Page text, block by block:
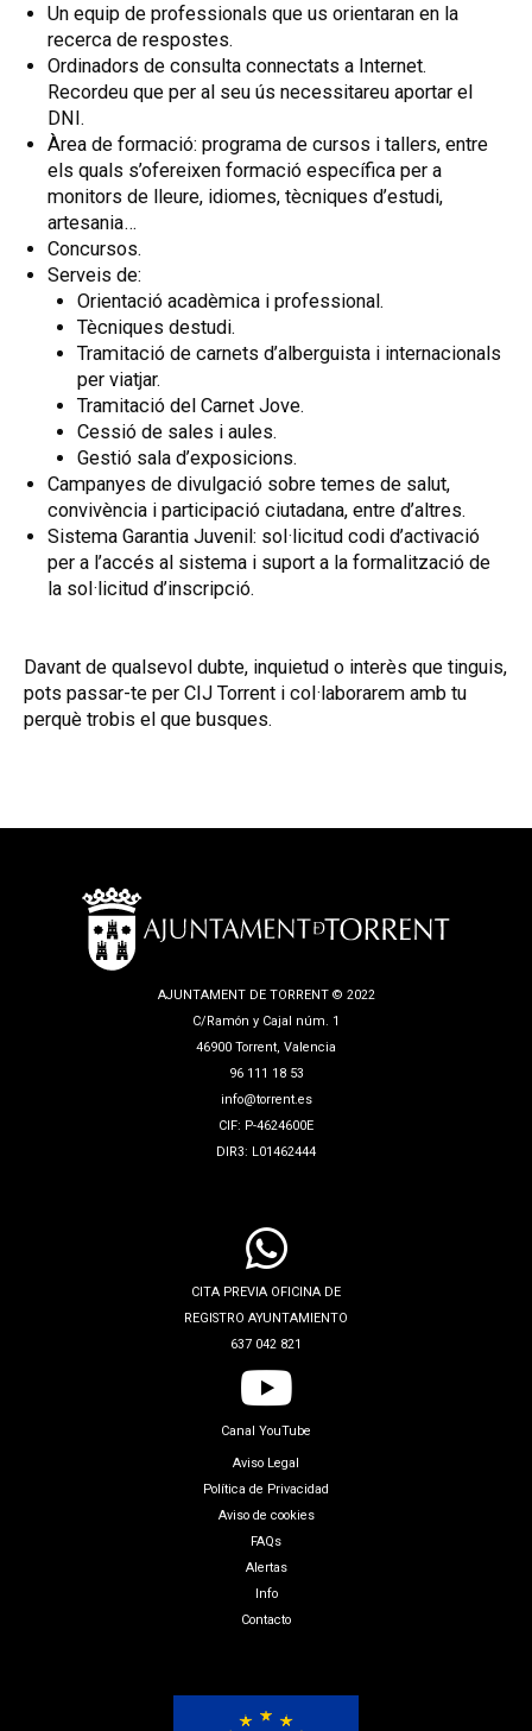
Un equip de professionals que us orientaran en la
recerca de respostes.
Ordinadors de consulta connectats a Internet.
Recordeu que per al seu ús necessitareu aportar el
DNI.
Àrea de formació: programa de cursos i tallers, entre
els quals s’ofereixen formació específica per a
monitors de lleure, idiomes, tècniques d’estudi,
artesania…
Concursos.
Serveis de:
Orientació acadèmica i professional.
Tècniques destudi.
Tramitació de carnets d’alberguista i internacionals
per viatjar.
Tramitació del Carnet Jove.
Cessió de sales i aules.
Gestió sala d’exposicions.
Campanyes de divulgació sobre temes de salut,
convivència i participació ciutadana, entre d’altres.
Sistema Garantia Juvenil: sol·licitud codi d’activació
per a l’accés al sistema i suport a la formalització de
la sol·licitud d’inscripció.
Davant de qualsevol dubte, inquietud o interès que tinguis,
pots passar-te per CIJ Torrent i col·laborarem amb tu
perquè trobis el que busques.
AJUNTAMENT DE TORRENT © 2022
C/Ramón y Cajal núm. 1
46900 Torrent, Valencia
96 111 18 53
info@torrent.es
CIF: P-4624600E
DIR3: L01462444
CITA PREVIA OFICINA DE
REGISTRO AYUNTAMIENTO
637 042 821
Canal YouTube
Aviso Legal
Política de Privacidad
Aviso de cookies
FAQs
Alertas
Info
Contacto